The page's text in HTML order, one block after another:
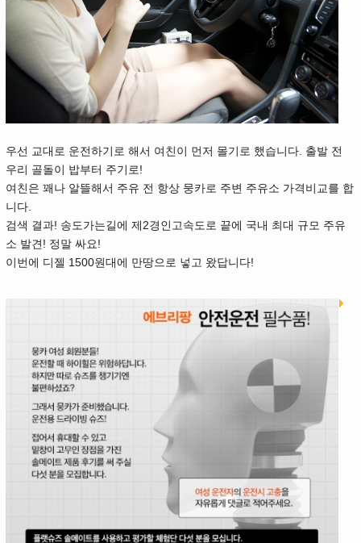
우선 교대로 운전하기로 해서 여친이 먼저 몰기로 했습니다. 출발 전
우리 골돌이 밥부터 주기로!
여친은 꽤나 알뜰해서 주유 전 항상 뭉카로 주변 주유소 가격비교를 합
니다.
검색 결과! 송도가는길에 제2경인고속도로 끝에 국내 최대 규모 주유
소 발견! 정말 싸요!
이번에 디젤 1500원대에 만땅으로 넣고 왔답니다!